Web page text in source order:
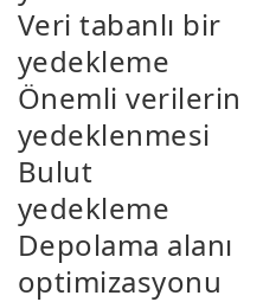
Veri tabanlı bir
yedekleme
Önemli verilerin
yedeklenmesi
Bulut
yedekleme
Depolama alanı
optimizasyonu